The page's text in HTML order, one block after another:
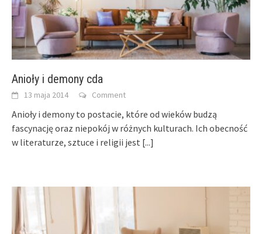
Anioły i demony cda
13 maja 2014 Comment
Anioły i demony to postacie, które od wieków budzą
fascynację oraz niepokój w różnych kulturach. Ich obecność
w literaturze, sztuce i religii jest [...]